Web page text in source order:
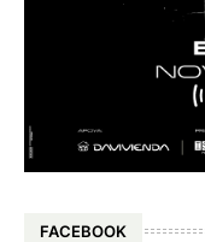
FACEBOOK